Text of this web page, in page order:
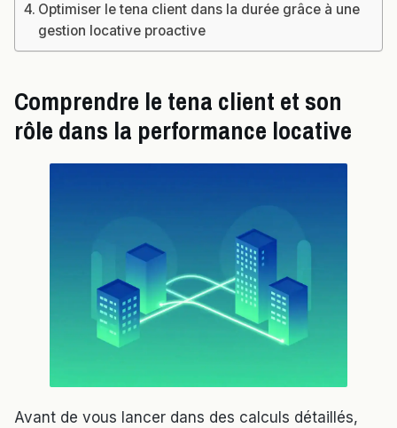
Optimiser le tena client dans la durée grâce à une
gestion locative proactive
Comprendre le tena client et son
rôle dans la performance locative
Avant de vous lancer dans des calculs détaillés,